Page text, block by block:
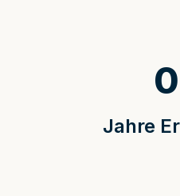
Jahre
0